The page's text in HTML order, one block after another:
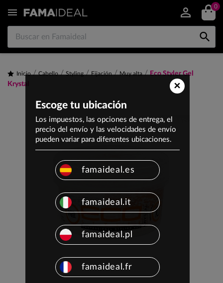
 0

Inicio Cabello Styling Fijación Muy alta
Eco Styler Gel
Krystal
×
Escoge tu ubicación
Los impuestos, las opciones de entrega, el
precio del envío y las velocidades de envío
pueden variar para diferentes ubicaciones.
famaideal.es
famaideal.it
famaideal.pl
famaideal.fr